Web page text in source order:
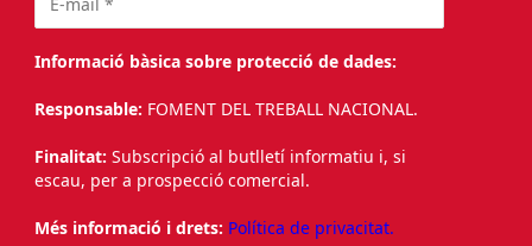
Informació bàsica sobre protecció de dades:
Responsable: FOMENT DEL TREBALL NACIONAL.
Finalitat: Subscripció al butlletí informatiu i, si
escau, per a prospecció comercial.
Més informació i drets: Política de privacitat.